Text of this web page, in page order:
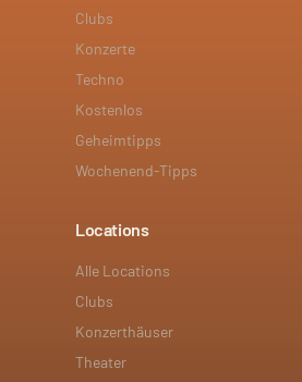
Clubs
Konzerte
Techno
Kostenlos
Geheimtipps
Wochenend-Tipps
Locations
Alle Locations
Clubs
Konzerthäuser
Theater